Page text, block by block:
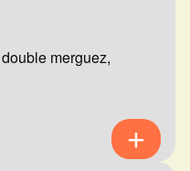
merguez,